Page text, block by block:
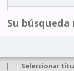
Su
| | Seleccionar